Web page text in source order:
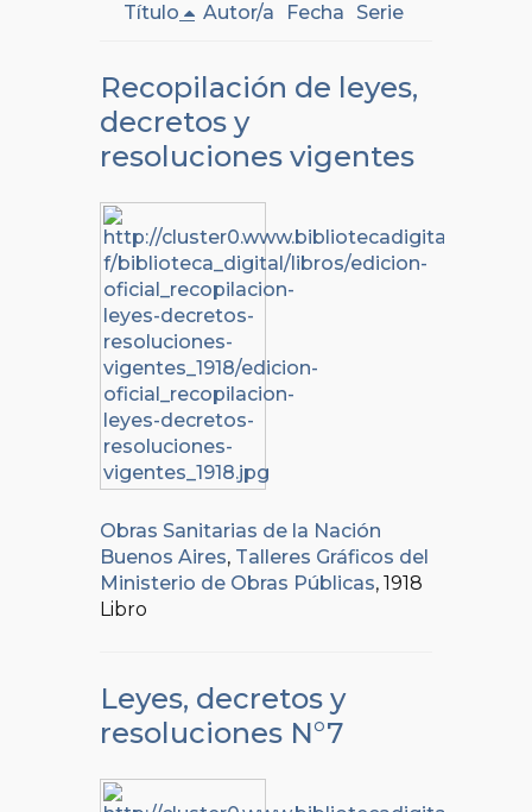
Título
Autor/a Fecha Serie
Recopilación de leyes,
decretos y
resoluciones vigentes
Obras Sanitarias de la Nación
Buenos Aires, Talleres Gráficos del
Ministerio de Obras Públicas, 1918
Libro
Leyes, decretos y
resoluciones N°7